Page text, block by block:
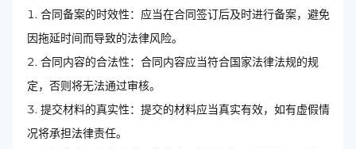
合同备案的时效性：应当在合同签订后及时进行备案，避免
因拖延时间而导致的法律风险。
合同内容的合法性：合同内容应当符合国家法律法规的规
定，否则将无法通过审核。
提交材料的真实性：提交的材料应当真实有效，如有虚假情
况将承担法律责任。